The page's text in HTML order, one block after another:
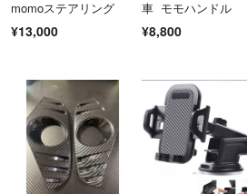
momoステアリング
¥13,000
車 モモハンドル
¥8,800